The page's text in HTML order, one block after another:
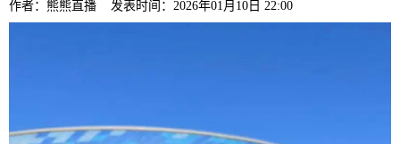
作者：熊熊直播 发表时间：2026年01月10日 22:00